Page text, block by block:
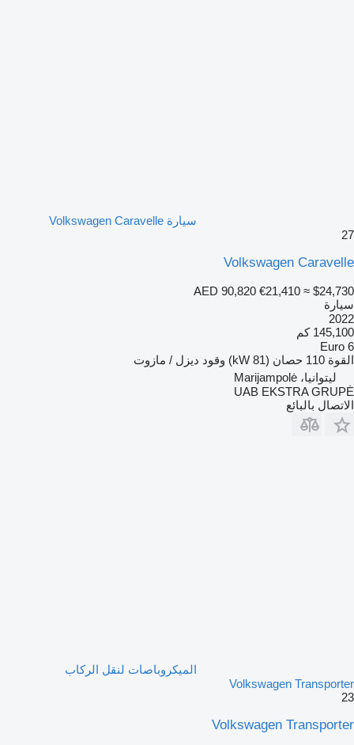
سيارة Volkswagen Caravelle
27
Volkswagen Caravelle
AED 90,820 €21,410 ≈ $24,730
سيارة
2022
145,100 كم
Euro 6
القوة 110 حصان (81 kW) وقود ديزل / مازوت
ليتوانيا، Marijampolė
UAB EKSTRA GRUPĖ
الاتصال بالبائع
الميكروباصات لنقل الركاب
Volkswagen Transporter
23
Volkswagen Transporter